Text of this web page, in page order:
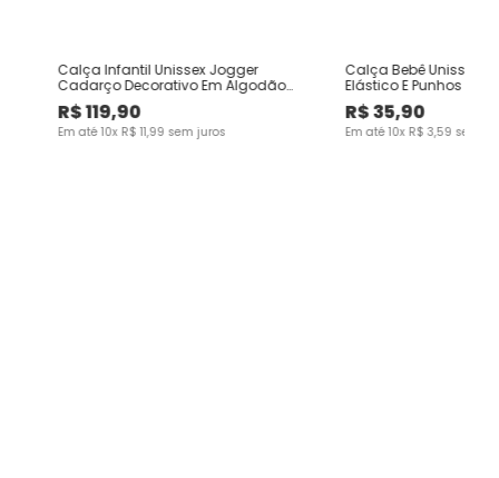
Calça Infantil Unissex Jogger
Cadarço Decorativo Em Algodão
Malwee Kids
R$119,90
Em até10xR$ 11,99 sem juros
Calça Bebê Unissex
Elástico E Punhos Em
Malwee Kids
R$35,90
Em até10x R$ 3,59 sem